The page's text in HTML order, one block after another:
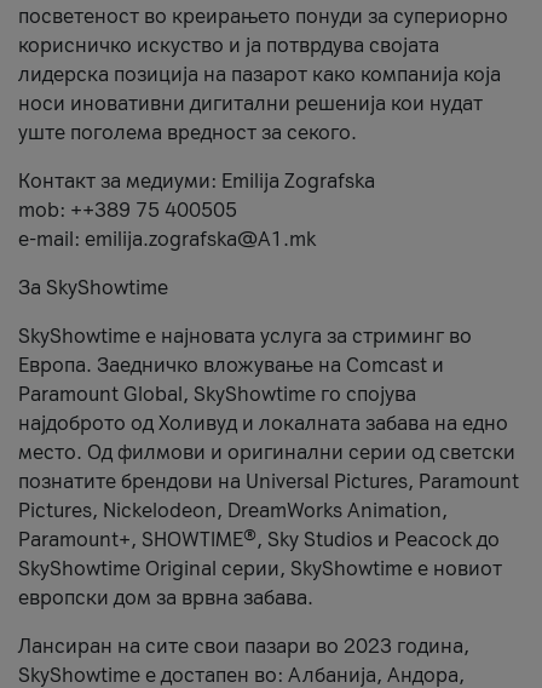
посветеност во креирањето понуди за супериорно
корисничко искуство и ја потврдува својата
лидерска позиција на пазарот како компанија која
носи иновативни дигитални решенија кои нудат
уште поголема вредност за секого.
Контакт за медиуми: Emilija Zografska
mob: ++389 75 400505
e-mail: emilija.zografska@A1.mk
За SkyShowtime
SkyShowtime е најновата услуга за стриминг во
Европа. Заедничко вложување на Comcast и
Paramount Global, SkyShowtime го спојува
најдоброто од Холивуд и локалната забава на едно
место. Од филмови и оригинални серии од светски
познатите брендови на Universal Pictures, Paramount
Pictures, Nickelodeon, DreamWorks Animation,
Paramount+, SHOWTIME®, Sky Studios и Peacock до
SkyShowtime Original серии, SkyShowtime е новиот
европски дом за врвна забава.
Лансиран на сите свои пазари во 2023 година,
SkyShowtime е достапен во: Албанија, Андора,